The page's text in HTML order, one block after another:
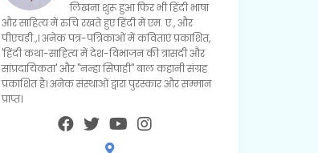
लिखना शुरू हुआ फिर भी हिंदी भाषा
और साहित्य में रुचि रखते हुए हिंदी में एम. ए., और
पीएचडी.,। अनेक पत्र-पत्रिकाओं में कविताएं प्रकाशित,
'हिंदी कथा-साहित्य में देश-विभाजन की त्रासदी और
सांप्रदायिकता' और "नन्हा सिपाही" बाल कहानी संग्रह
प्रकाशित है। अनेक संस्थाओं द्वारा पुरस्कार और सम्मान
प्राप्त।